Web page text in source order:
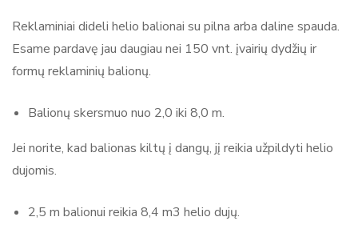
Reklaminiai dideli helio balionai su pilna arba daline spauda.
Esame pardavę jau daugiau nei 150 vnt. įvairių dydžių ir
formų reklaminių balionų.
Balionų skersmuo nuo 2,0 iki 8,0 m.
Jei norite, kad balionas kiltų į dangų, jį reikia užpildyti helio
dujomis.
2,5 m balionui reikia 8,4 m3 helio dujų.